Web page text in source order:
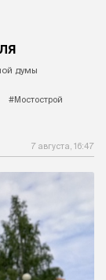
думы
#Мостострой
7 августа, 16:47